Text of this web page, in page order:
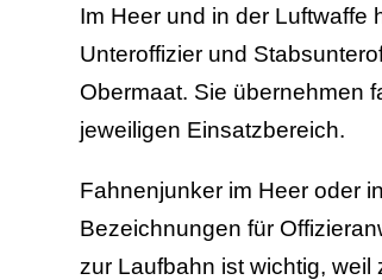
Im Heer und in der Luftwaffe
Unteroffizier und
Obermaat. Sie übernehmen
jeweiligen Einsatzbereich.
Fahnenjunker im Heer oder
Bezeichnungen für
zur Laufbahn ist wichtig,